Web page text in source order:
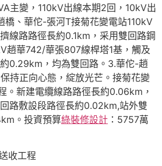
主變，110kV出線本期2回，10kV出
、華佗-張河T接菊花變電站110kV
線路路徑長約0.1km，采用雙回路鋼
趙華742/華張807線桿塔1基，觸及
0.29km，均為雙回路。3.華佗-趙
持正向心態，綻放光芒。接菊花變
。新建電纜線路路徑長約0.06km，
路敷設段路徑長約0.02km,站外雙
。投資預算綠裝修設計 ：5757萬
收工程